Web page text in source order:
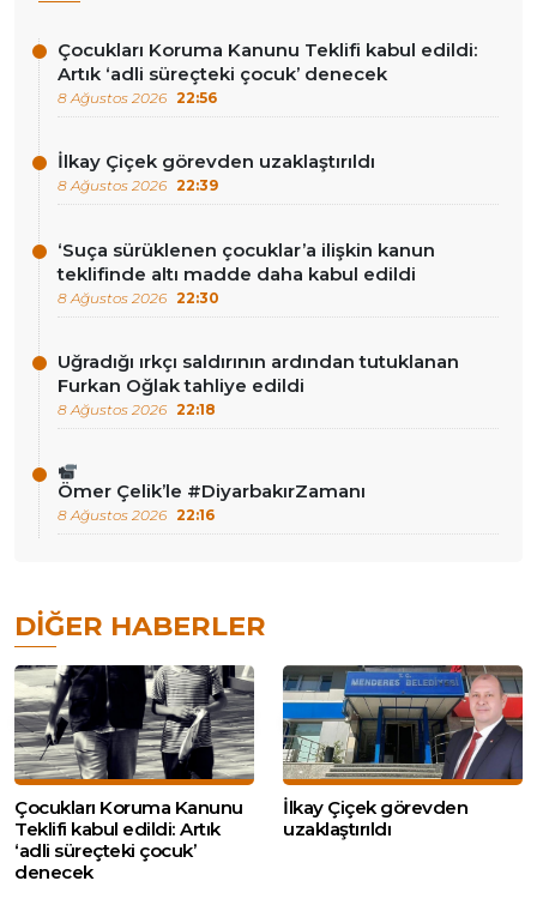
Çocukları Koruma Kanunu Teklifi kabul edildi:
Artık ‘adli süreçteki çocuk’ denecek
8 Ağustos 2026 22:56
İlkay Çiçek görevden uzaklaştırıldı
8 Ağustos 2026 22:39
‘Suça sürüklenen çocuklar’a ilişkin kanun
teklifinde altı madde daha kabul edildi
8 Ağustos 2026 22:30
Uğradığı ırkçı saldırının ardından tutuklanan
Furkan Oğlak tahliye edildi
8 Ağustos 2026 22:18
Ömer Çelik’le #DiyarbakırZamanı
8 Ağustos 2026 22:16
DIĞER HABERLER
Çocukları Koruma Kanunu
Teklifi kabul edildi: Artık
‘adli süreçteki çocuk’
denecek
İlkay Çiçek görevden
uzaklaştırıldı